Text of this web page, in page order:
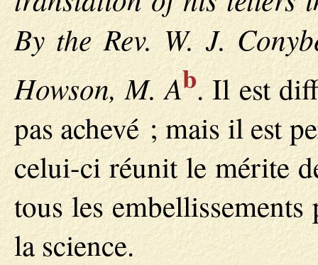
By the Rev. W. J.
Howson, M. Ab. Il est
pas achevé ; mais il est
celui-ci réunit le mérite
tous les
la science.